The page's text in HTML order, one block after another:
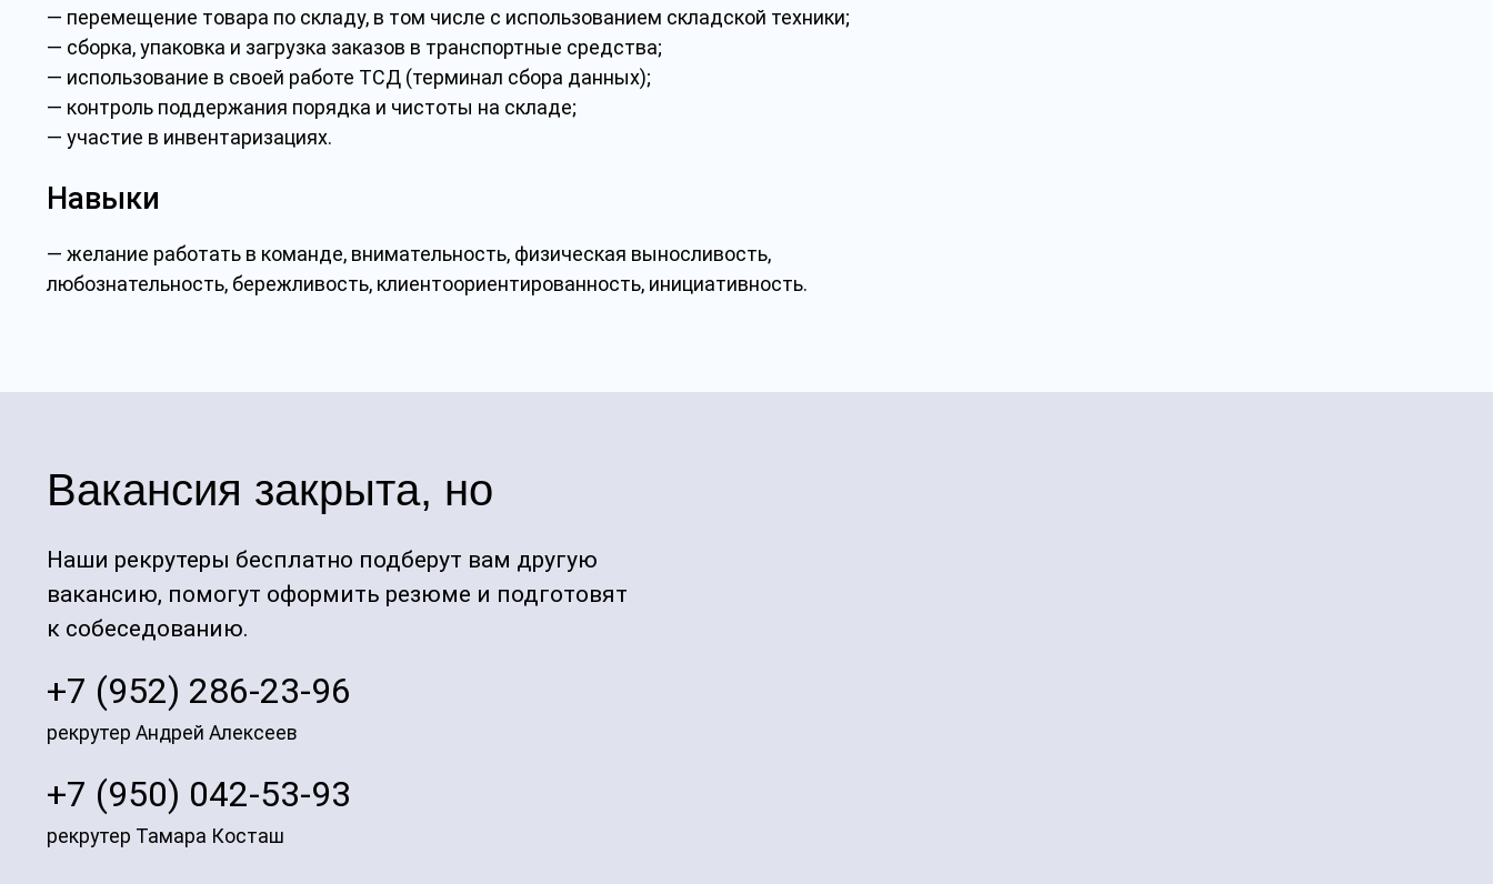
— перемещение товара по складу, в том числе с использованием складской техники;
— сборка, упаковка и загрузка заказов в транспортные средства;
— использование в своей работе ТСД (терминал сбора данных);
— контроль поддержания порядка и чистоты на складе;
— участие в инвентаризациях.
Навыки
— желание работать в команде, внимательность, физическая выносливость,
любознательность, бережливость, клиентоориентированность, инициативность.
Вакансия закрыта, но
Наши рекрутеры бесплатно подберут вам другую
вакансию, помогут оформить резюме и подготовят
к собеседованию.
+7 (952) 286-23-96
рекрутер Андрей Алексеев
+7 (950) 042-53-93
рекрутер Тамара Косташ